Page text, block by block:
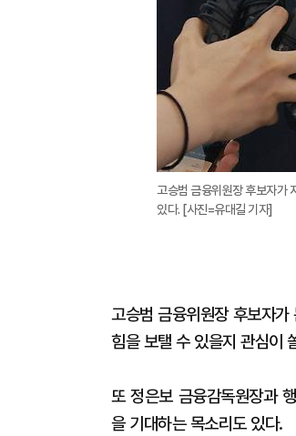
고승범 금융위원장 후보자가
있다. [사진=유대길 기자]
고승범 금융위원장 후보자
힘을 보탤 수 있을지 관심이
또 정은보 금융감독원장과
을 기대하는 목소리도 있다.